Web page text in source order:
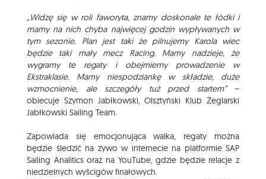
„Widzę się w roli faworyta, znamy doskonale te łódki i
mamy na nich chyba najwięcej godzin wypływanych w
tym sezonie. Plan jest taki że pilnujemy Karola wiec
będzie taki mały mecz Racing. Mamy nadzieje, że
wygramy te regaty i obejmiemy prowadzenie w
Ekstraklasie. Mamy niespodziankę w składzie, duże
wzmocnienie, ale szczegóły tuż przed startem”–
obiecuje Szymon Jabłkowski, Olsztyński Klub Żeglarski
Jabłkowski Sailing Team.
Zapowiada się emocjonująca walka, regaty można
będzie śledzić na żywo w internecie na platformie SAP
Sailing Analitics oraz na YouTube, gdzie będzie relacje z
niedzielnych wyścigów finałowych.